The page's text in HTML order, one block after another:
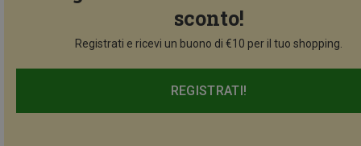
sconto!
Registrati e ricevi un buono di €10 per il tuo shopping.
REGISTRATI!